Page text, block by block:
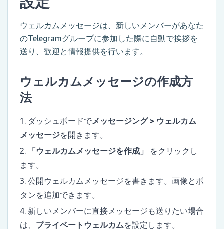
ウェルカムメッセージは、新しいメンバーがあなた
のTelegramグループに参加した際に自動で挨拶を
送り、歓迎と情報提供を行います。
ウェルカムメッセージの作成方
法
ダッシュボードでメッセージング > ウェルカム
メッセージを開きます。
「ウェルカムメッセージを作成」
をクリックし
ます。
公開ウェルカムメッセージを書きます。画像とボ
タンを追加できます。
新しいメンバーに直接メッセージも送りたい場合
は、 プライベートウェルカムを設定します。